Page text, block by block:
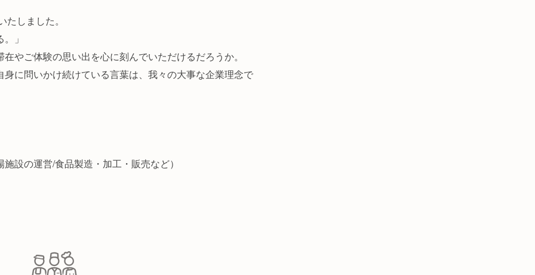
しました。
」
やご体験の思い出を心に刻んでいただけるだろうか。
に問いかけ続けている言葉は、我々の大事な企業理念で
設の運営/食品製造・加工・販売など）